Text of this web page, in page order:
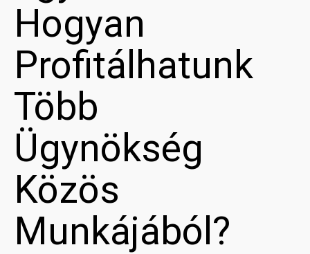
Hogyan
Profitálhatunk
Több
Ügynökség
Közös
Munkájából?